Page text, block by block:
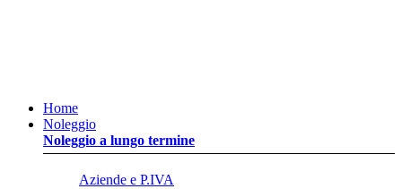
Home
Noleggio
Noleggio a lungo termine
Aziende e P.IVA